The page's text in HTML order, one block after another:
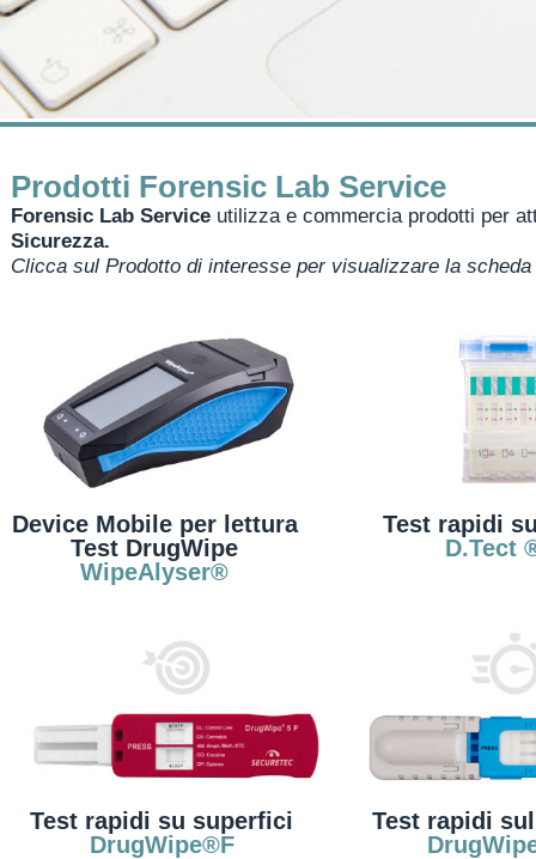
Test rapidi su superfici
DrugWipe®F
Test rapidi
Device Mobile per lettura
Test DrugWipe
WipeAlyser®
Test rapidi
D.Tect
Prodotti Forensic Lab Service
Forensic Lab Service utilizza e commercia prodotti per
Sicurezza.
Clicca sul Prodotto di interesse per visualizzare la